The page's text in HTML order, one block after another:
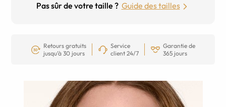
Pas sûr de votre taille ? Guide des tailles
Retours gratuits
jusqu’à 30 jours
Service
client 24/7
Garantie de
365 jours